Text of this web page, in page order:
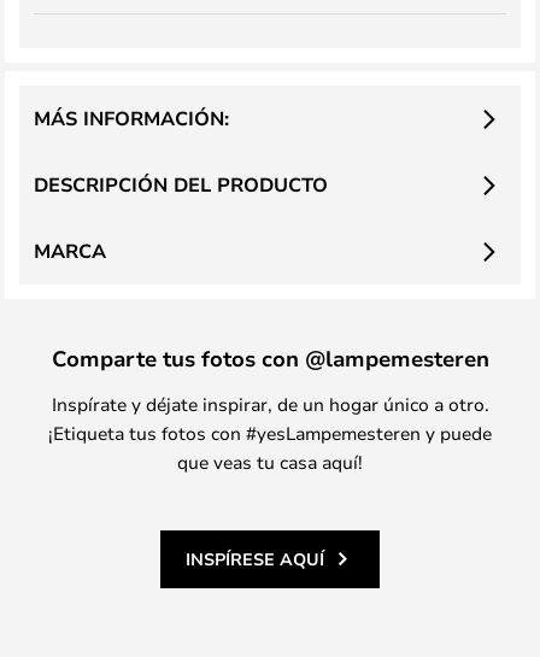
DESCRIPCIÓN DEL PRODUCTO
MÁS INFORMACIÓN:
MARCA
Comparte tus fotos con @lampemesteren
Inspírate y déjate inspirar, de un hogar único a otro.
¡Etiqueta tus fotos con #yesLampemesteren y puede
que veas tu casa aquí!
INSPÍRESE AQUÍ